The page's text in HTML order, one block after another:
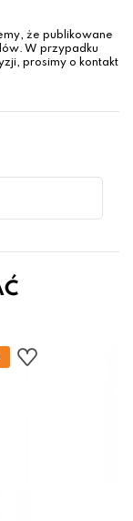
że publikowane
W przypadku
prosimy o kontakt